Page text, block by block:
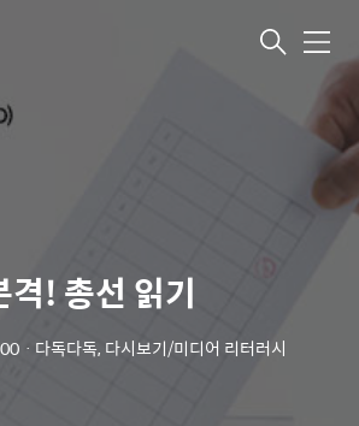
메
격! 총선 읽기
ㆍ 다독다독, 다시보기/미디어 리터러시